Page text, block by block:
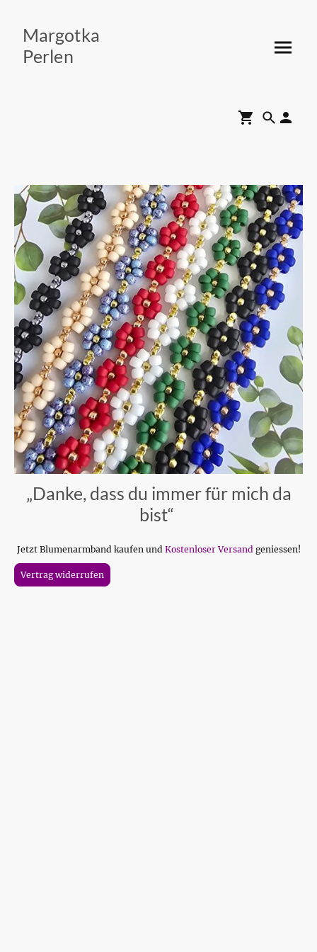
Margotka
Perlen
„Danke, dass du immer für mich da
bist“
Jetzt Blumenarmband kaufen und Kostenloser Versandgeniessen!
Vertrag widerrufen